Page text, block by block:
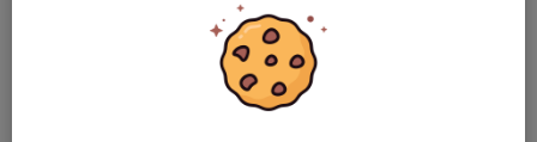
Vart är ÖNSKELÅDANNN?!?!